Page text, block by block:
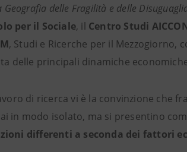
delle Fragilità e delle
per il Sociale, il Centro Studi
, Studi e Ricerche per il Mezzogiorno,
delle principali dinamiche
di ricerca vi è la convinzione che
in modo isolato, ma si presentino
differenti a seconda dei fattori